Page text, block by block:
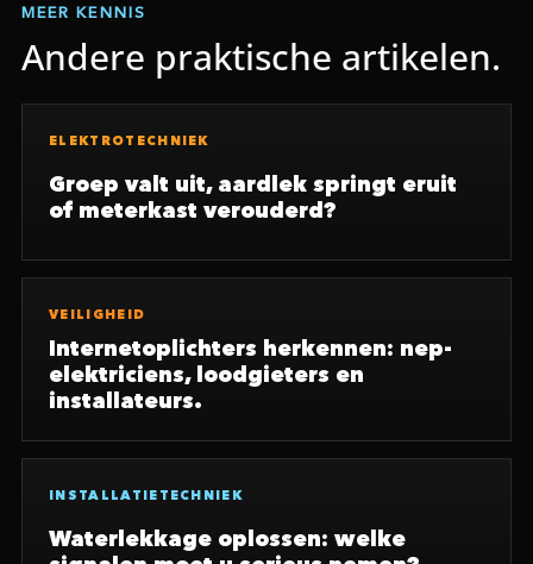
MEER KENNIS
Andere praktische artikelen.
ELEKTROTECHNIEK
Groep valt uit, aardlek springt eruit
of meterkast verouderd?
VEILIGHEID
Internetoplichters herkennen: nep-
elektriciens, loodgieters en
installateurs.
INSTALLATIETECHNIEK
Waterlekkage oplossen: welke